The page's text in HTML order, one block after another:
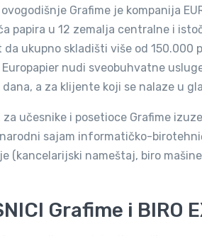
Grafime je kompanija
papira u 12 zemalja centralne i
da ukupno skladišti više od 150.000
nudi sveobuhvatne
dana, a za klijente koji se nalaze u
za učesnike i posetioce Grafime
sajam informatičko-
(kancelarijski nameštaj, biro
Grafime i BIRO